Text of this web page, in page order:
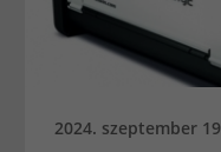
2024. szeptember 19